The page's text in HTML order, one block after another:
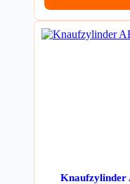
Knaufzylinder